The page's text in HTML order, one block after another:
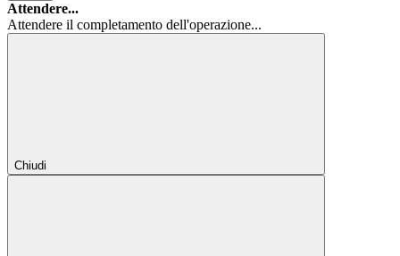
Attendere...
Attendere il completamento dell'operazione...
Chiudi